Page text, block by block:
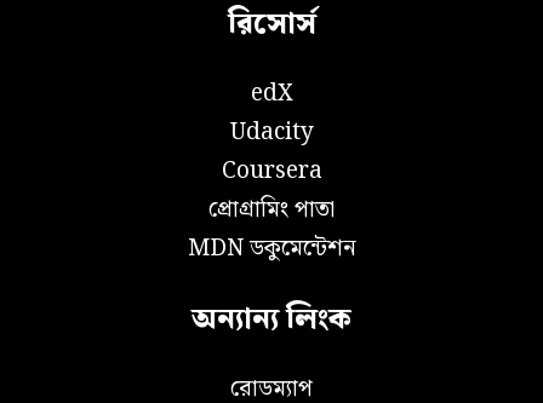
রিসোর্স
edX
Udacity
Coursera
প্রোগ্রামিং পাতা
MDN ডকুমেন্টেশন
অন্যান্য লিংক
রোডম্যাপ